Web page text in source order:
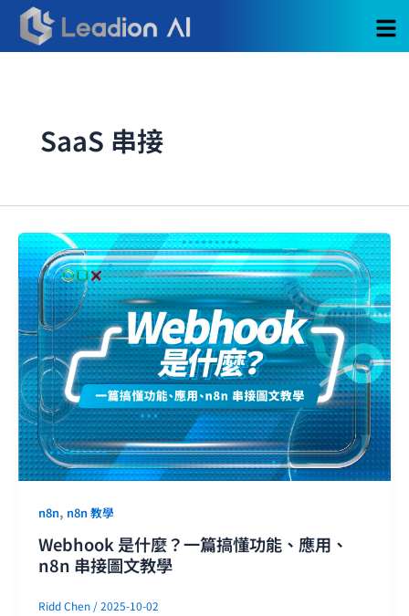
主
SaaS 串接
n8n, n8n 教學
Webhook 是什麼？一篇搞懂功能、應用、
n8n 串接圖文教學
Ridd Chen /2025-10-02